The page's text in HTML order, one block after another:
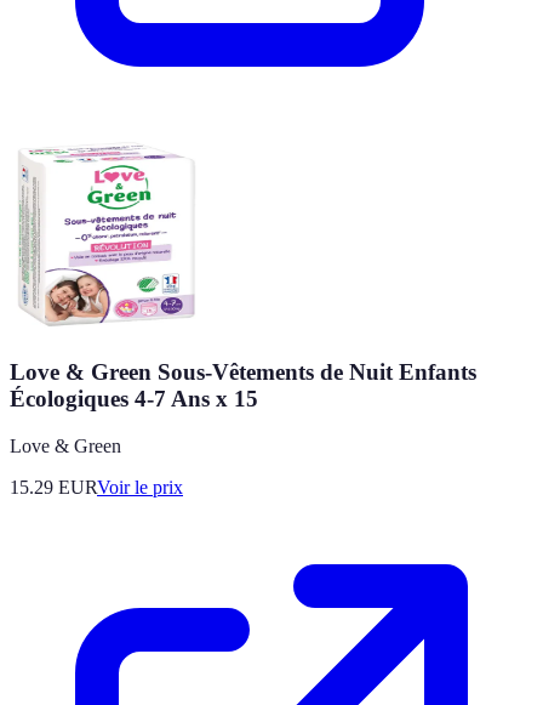
Love & Green Sous-Vêtements de Nuit Enfants
Écologiques 4-7 Ans x 15
Love & Green
15.29 EURVoir le prix